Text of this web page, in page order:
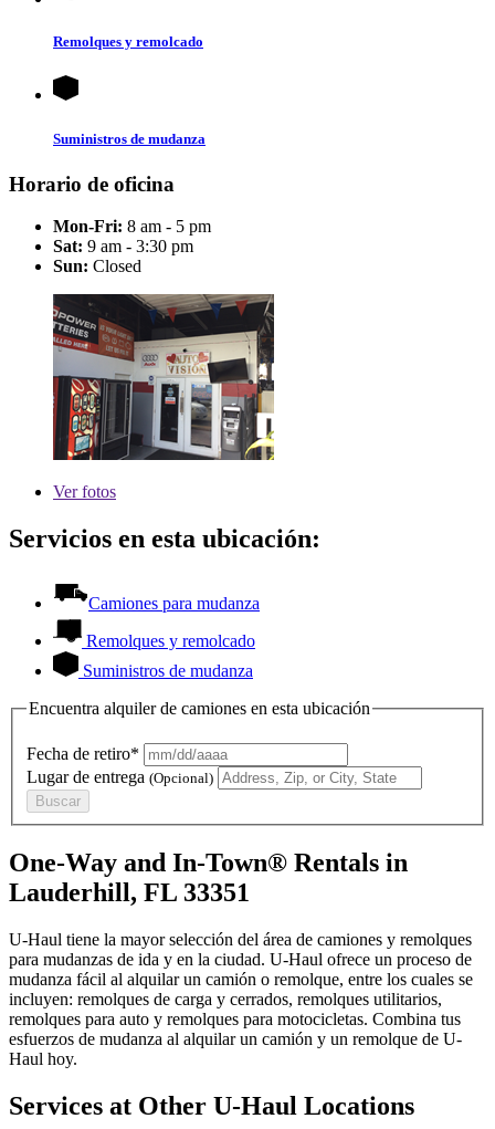
Remolques y remolcado
Suministros de mudanza
Horario de oficina
Mon-Fri: 8 am - 5 pm
Sat: 9 am - 3:30 pm
Sun: Closed
Verfotos
Servicios en esta ubicación:
Camiones para mudanza
Remolques y remolcado
Suministros de mudanza
Encuentra alquiler de camiones en esta ubicación
Fecha de retiro*
Lugar de entrega (Opcional)
Buscar
One-Way and In-Town® Rentals in
Lauderhill, FL 33351
U-Haul tiene la mayor selección del área de camiones y remolques
para mudanzas de ida y en la ciudad. U-Haul ofrece un proceso de
mudanza fácil al alquilar un camión o remolque, entre los cuales se
incluyen: remolques de carga y cerrados, remolques utilitarios,
remolques para auto y remolques para motocicletas. Combina tus
esfuerzos de mudanza al alquilar un camión y un remolque de U-
Haul hoy.
Services at Other U-Haul Locations